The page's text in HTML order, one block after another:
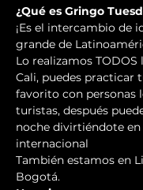
¿Qué es Gringo
¡Es el intercambio de
grande de
Lo realizamos
Cali, puedes practicar
favorito con personas
turistas, después
noche divirtiéndote
internacional
También estamos en
Bogotá.